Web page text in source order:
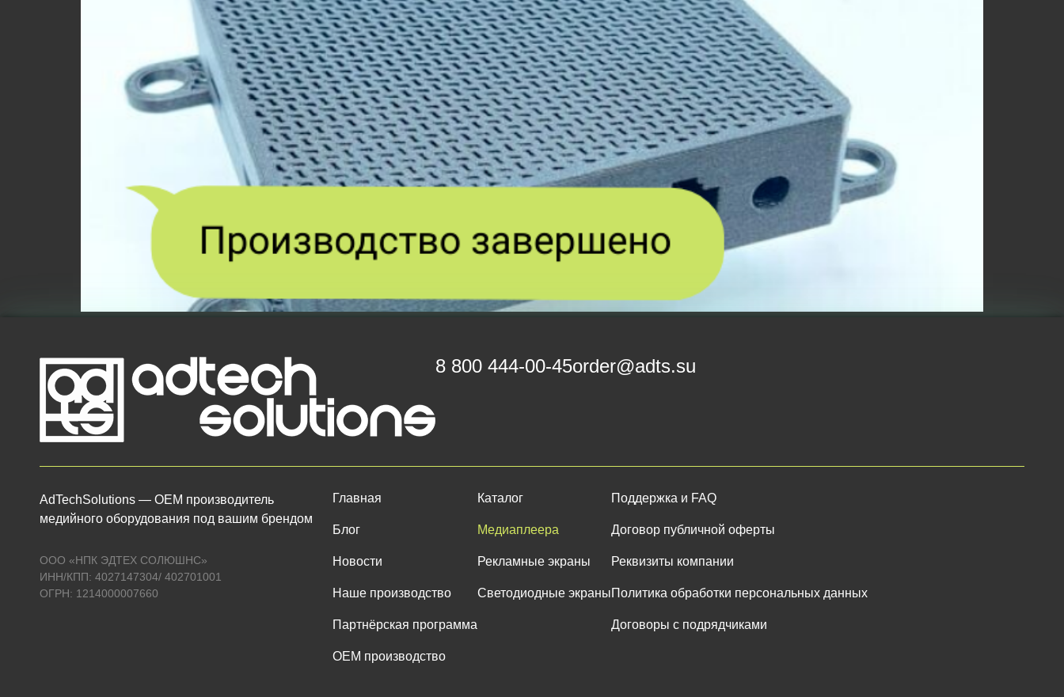
8 800 444-00-45order@adts.su
AdTechSolutions — ОЕМ производитель
медийного оборудования под вашим брендом
ООО «НПК ЭДТЕХ СОЛЮШНС»
ИНН/КПП: 4027147304/ 402701001
ОГРН: 1214000007660
Главная
Блог
Новости
Наше производство
Партнёрская программа
OEM производство
Каталог
Медиаплеера
Рекламные экраны
Светодиодные экраны
Поддержка и FAQ
Договор публичной оферты
Реквизиты компании
Политика обработки персональных данных
Договоры с подрядчиками